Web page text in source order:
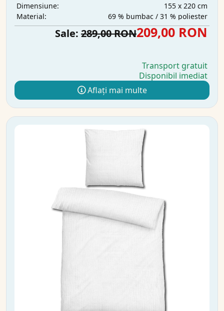
Dimensiune:
155 x 220 cm
Material:
69 % bumbac / 31 % poliester
Sale: 289,00 RON209,00 RON
Transport gratuit
Disponibil imediat
Aflați mai multe